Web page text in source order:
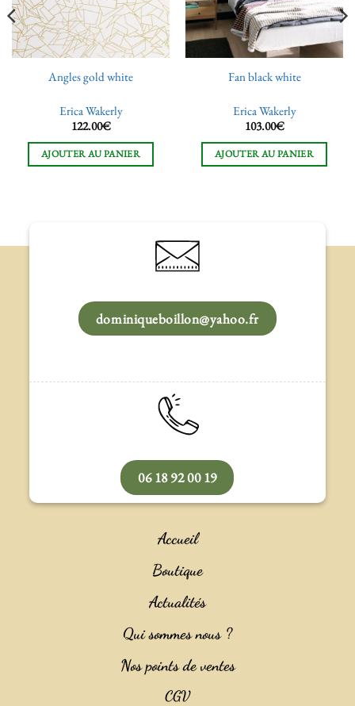
Angles gold white
Erica Wakerly
122.00€
AJOUTER AU PANIER
Fan black white
Erica Wakerly
103.00€
AJOUTER AU PANIER
dominiqueboillon@yahoo.fr
06 18 92 00 19
Accueil
Boutique
Actualités
Qui sommes nous ?
Nos points de ventes
CGV